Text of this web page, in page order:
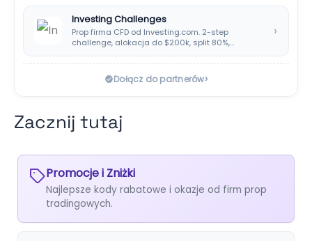
Investing Challenges
Prop firma CFD od Investing.com. 2-step
challenge, alokacja do $200k, split 80%,
›
Dołącz do partnerów›
Zacznij tutaj
Promocje i Zniżki
Najlepsze kody rabatowe i okazje od firm prop
tradingowych.